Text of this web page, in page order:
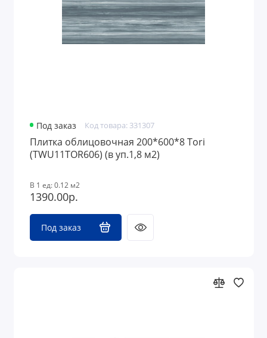
Под заказ Код товара: 331307
Плитка облицовочная 200*600*8 Tori
(TWU11TOR606) (в уп.1,8 м2)
В 1 ед: 0.12 м2
1390.00р.
Под заказ